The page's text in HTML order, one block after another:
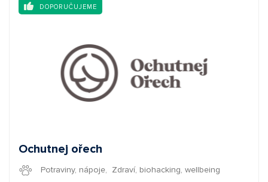
DOPORUČUJEME
Ochutnej ořech
Potraviny, nápoje, Zdraví, biohacking, wellbeing